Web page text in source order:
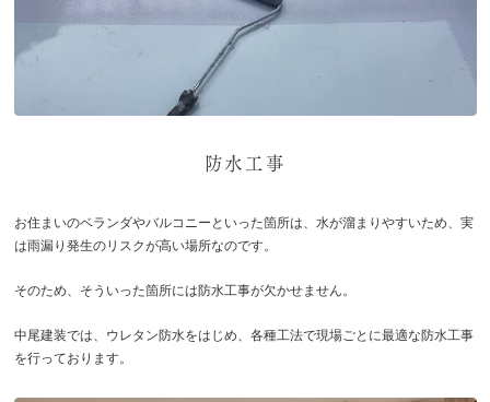
防水工事
お住まいのベランダやバルコニーといった箇所は、水が溜まりやすいため、実
は雨漏り発生のリスクが高い場所なのです。
そのため、そういった箇所には防水工事が欠かせません。
中尾建装では、ウレタン防水をはじめ、各種工法で現場ごとに最適な防水工事
を行っております。